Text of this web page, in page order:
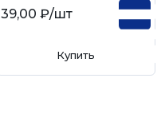
39,00 ₽/шт
Купить